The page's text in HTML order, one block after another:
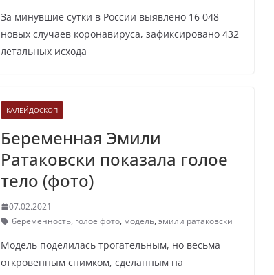
За минувшие сутки в России выявлено 16 048
новых случаев коронавируса, зафиксировано 432
летальных исхода
КАЛЕЙДОСКОП
Беременная Эмили
Ратаковски показала голое
тело (фото)
07.02.2021
беременность, голое фото, модель, эмили ратаковски
Модель поделилась трогательным, но весьма
откровенным снимком, сделанным на